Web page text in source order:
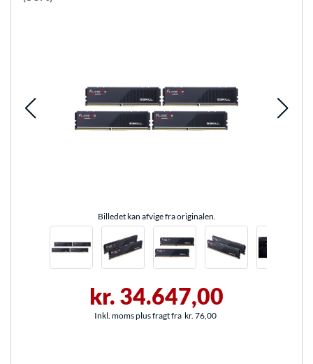
Billedet kan afvige fra originalen.
kr. 34.647,00
Inkl. moms plus fragt fra kr. 76,00